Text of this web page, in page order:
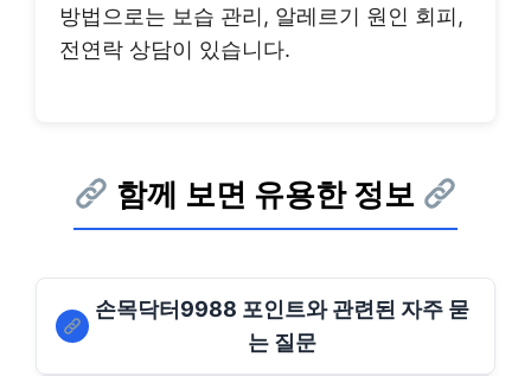
방법으로는 보습 관리, 알레르기 원인 회피,
전연락 상담이 있습니다.
함께 보면 유용한 정보
손목닥터9988 포인트와 관련된 자주 묻
는 질문